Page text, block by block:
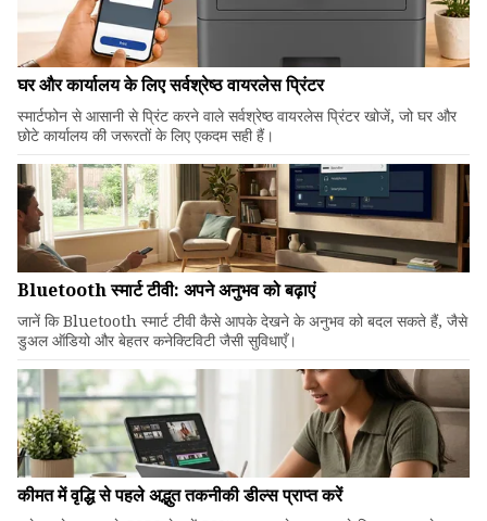
घर और कार्यालय के लिए सर्वश्रेष्ठ वायरलेस प्रिंटर
स्मार्टफोन से आसानी से प्रिंट करने वाले सर्वश्रेष्ठ वायरलेस प्रिंटर खोजें, जो घर और
छोटे कार्यालय की जरूरतों के लिए एकदम सही हैं।
Bluetooth स्मार्ट टीवी: अपने अनुभव को बढ़ाएं
जानें कि Bluetooth स्मार्ट टीवी कैसे आपके देखने के अनुभव को बदल सकते हैं, जैसे
डुअल ऑडियो और बेहतर कनेक्टिविटी जैसी सुविधाएँ।
कीमत में वृद्धि से पहले अद्भुत तकनीकी डील्स प्राप्त करें